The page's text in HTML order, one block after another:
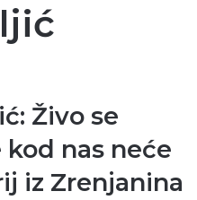
Živo se
kod nas neće
iz Zrenjanina